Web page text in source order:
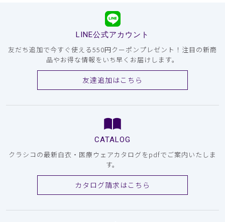
LINE公式アカウント
友だち追加で今すぐ使える550円クーポンプレゼント！注目の新商
品やお得な情報をいち早くお届けします。
友達追加はこちら
CATALOG
クラシコの最新白衣・医療ウェアカタログをpdfでご案内いたしま
す。
カタログ請求はこちら